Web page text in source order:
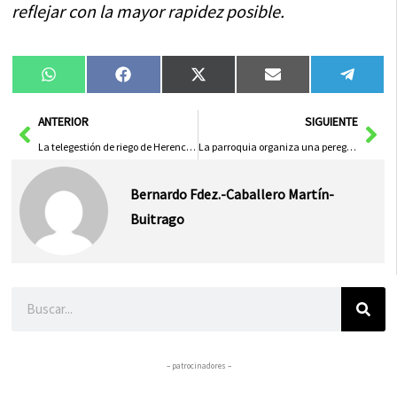
reflejar con la mayor rapidez posible.
Compartir
en
WhatsAppCompartir
en
FacebookCompartir
en
X
(Twitter)
Compartir
en
Email
en
AntANTERIOR
La telegestión de riego de Herencia permitirá ahorrar el 30% del consumo de agua
SIGUIENTE
La parroquia organiza una peregrinación a Caravaca de la Cruz
Bernardo Fdez.-Caballero Martín-
Buitrago
– patrocinadores –